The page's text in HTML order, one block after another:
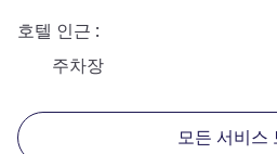
호텔 인근
주차장
모든 서비스